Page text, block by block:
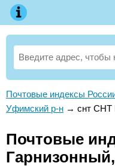
Почтовые индексы
Уфимский р-н → снт СНТ
Почтовые